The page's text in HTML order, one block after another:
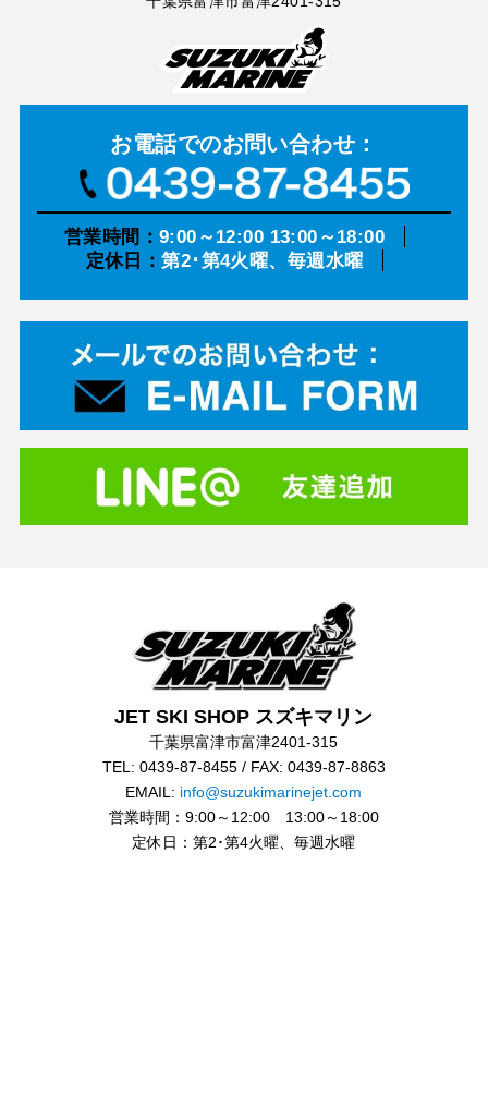
お電話でのお問い合わせ：
営業時間： 9:00～12:00 13:00～18:00
定休日：第2･第4火曜、毎週水曜
JET SKI SHOP スズキマリン
千葉県富津市富津2401-315
TEL: 0439-87-8455 / FAX: 0439-87-8863
EMAIL: info@suzukimarinejet.com
営業時間：9:00～12:00 13:00～18:00
定休日：第2･第4火曜、毎週水曜